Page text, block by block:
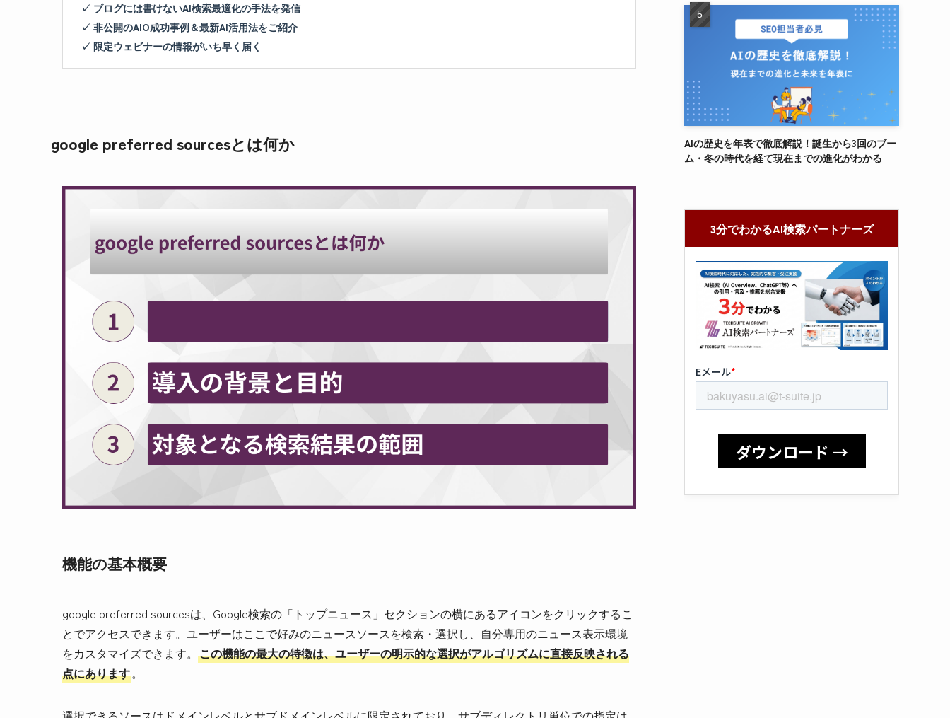
✓ ブログには書けないAI検索最適化の手法を発信
✓ 非公開のAIO成功事例＆最新AI活用法をご紹介
✓ 限定ウェビナーの情報がいち早く届く
google preferred sourcesとは何か
機能の基本概要
google preferred sourcesは、Google検索の「トップニュース」セクションの横にあるアイコンをクリックするこ
とでアクセスできます。ユーザーはここで好みのニュースソースを検索・選択し、自分専用のニュース表示環境
をカスタマイズできます。 この機能の最大の特徴は、ユーザーの明示的な選択がアルゴリズムに直接反映される
点にあります。
AIの歴史を年表で徹底解説！誕生から3回のブー
ム・冬の時代を経て現在までの進化がわかる
3分でわかるAI検索パートナーズ